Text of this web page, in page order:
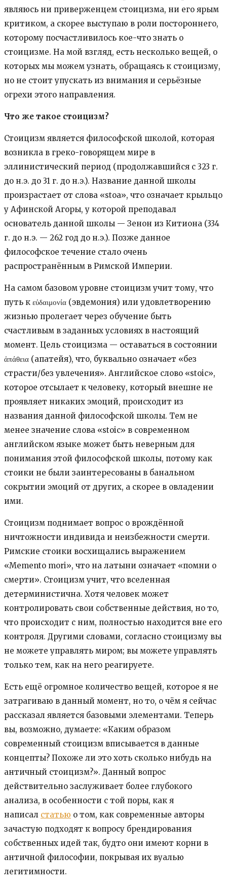
являюсь ни приверженцем стоицизма, ни его ярым
критиком, а скорее выступаю в роли постороннего,
которому посчастливилось кое-что знать о
стоицизме. На мой взгляд, есть несколько вещей, о
которых мы можем узнать, обращаясь к стоицизму,
но не стоит упускать из внимания и серьёзные
огрехи этого направления.
Что же такое стоицизм?
Стоицизм является философской школой, которая
возникла в греко-говорящем мире в
эллинистический период (продолжавшийся с 323 г.
до н.э. до 31 г. до н.э.). Название данной школы
произрастает от слова «stoa», что означает крыльцо
у Афинской Агоры, у которой преподавал
основатель данной школы — Зенон из Китиона (334
г. до н.э. — 262 год до н.э.). Позже данное
философское течение стало очень
распространённым в Римской Империи.
На самом базовом уровне стоицизм учит тому, что
путь к εὐδαιμονία (эвдемония) или удовлетворению
жизнью пролегает через обучение быть
счастливым в заданных условиях в настоящий
момент. Цель стоицизма — оставаться в состоянии
ἀπάθεια (апатейя), что, буквально означает «без
страсти/без увлечения». Английское слово «stoic»,
которое отсылает к человеку, который внешне не
проявляет никаких эмоций, происходит из
названия данной философской школы. Тем не
менее значение слова «stoic» в современном
английском языке может быть неверным для
понимания этой философской школы, потому как
стоики не были заинтересованы в банальном
сокрытии эмоций от других, а скорее в овладении
ими.
Стоицизм поднимает вопрос о врождённой
ничтожности индивида и неизбежности смерти.
Римские стоики восхищались выражением
«Memento mori», что на латыни означает «помни о
смерти». Стоицизм учит, что вселенная
детерминистична. Хотя человек может
контролировать свои собственные действия, но то,
что происходит с ним, полностью находится вне его
контроля. Другими словами, согласно стоицизму вы
не можете управлять миром; вы можете управлять
только тем, как на него реагируете.
Есть ещё огромное количество вещей, которое я не
затрагиваю в данный момент, но то, о чём я сейчас
рассказал является базовыми элементами. Теперь
вы, возможно, думаете: «Каким образом
современный стоицизм вписывается в данные
концепты? Похоже ли это хоть сколько нибудь на
античный стоицизм?». Данный вопрос
действительно заслуживает более глубокого
анализа, в особенности с той поры, как я
написал статью о том, как современные авторы
зачастую подходят к вопросу брендирования
собственных идей так, будто они имеют корни в
античной философии, покрывая их вуалью
легитимности.